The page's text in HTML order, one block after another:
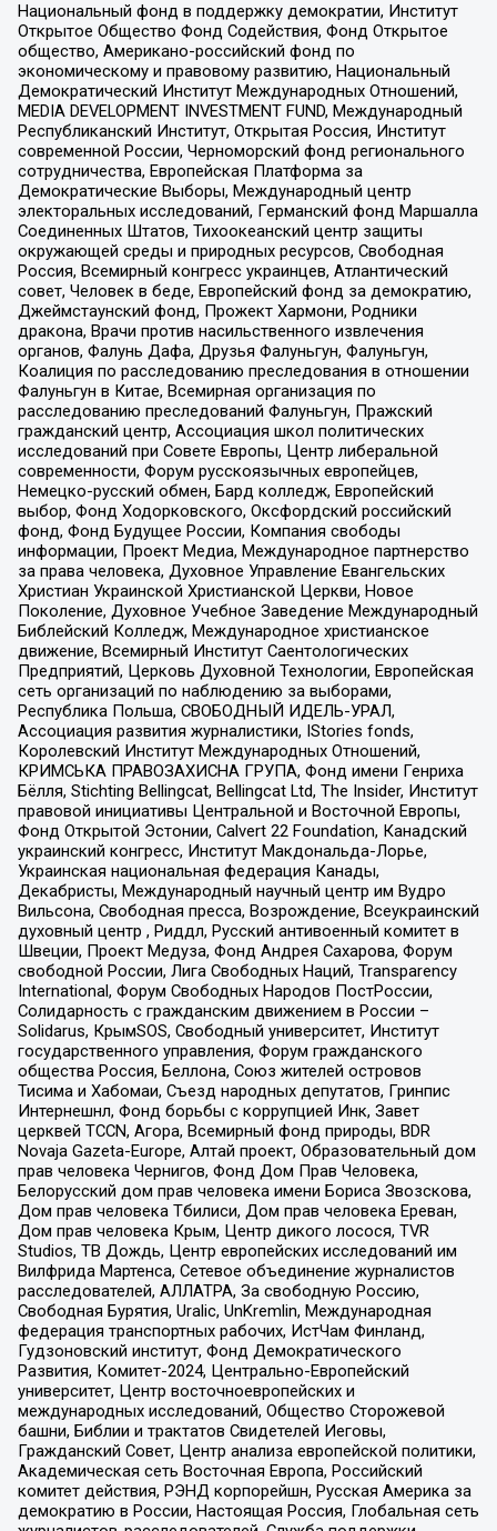
Национальный фонд в поддержку демократии, Институт
Открытое Общество Фонд Содействия, Фонд Открытое
общество, Американо-российский фонд по
экономическому и правовому развитию, Национальный
Демократический Институт Международных Отношений,
MEDIA DEVELOPMENT INVESTMENT FUND, Международный
Республиканский Институт, Открытая Россия, Институт
современной России, Черноморский фонд регионального
сотрудничества, Европейская Платформа за
Демократические Выборы, Международный центр
электоральных исследований, Германский фонд Маршалла
Соединенных Штатов, Тихоокеанский центр защиты
окружающей среды и природных ресурсов, Свободная
Россия, Всемирный конгресс украинцев, Атлантический
совет, Человек в беде, Европейский фонд за демократию,
Джеймстаунский фонд, Прожект Хармони, Родники
дракона, Врачи против насильственного извлечения
органов, Фалунь Дафа, Друзья Фалуньгун, Фалуньгун,
Коалиция по расследованию преследования в отношении
Фалуньгун в Китае, Всемирная организация по
расследованию преследований Фалуньгун, Пражский
гражданский центр, Ассоциация школ политических
исследований при Совете Европы, Центр либеральной
современности, Форум русскоязычных европейцев,
Немецко-русский обмен, Бард колледж, Европейский
выбор, Фонд Ходорковского, Оксфордский российский
фонд, Фонд Будущее России, Компания свободы
информации, Проект Медиа, Международное партнерство
за права человека, Духовное Управление Евангельских
Христиан Украинской Христианской Церкви, Новое
Поколение, Духовное Учебное Заведение Международный
Библейский Колледж, Международное христианское
движение, Всемирный Институт Саентологических
Предприятий, Церковь Духовной Технологии, Европейская
сеть организаций по наблюдению за выборами,
Республика Польша, СВОБОДНЫЙ ИДЕЛЬ-УРАЛ,
Ассоциация развития журналистики, IStories fonds,
Королевский Институт Международных Отношений,
КРИМСЬКА ПРАВОЗАХИСНА ГРУПА, Фонд имени Генриха
Бёлля, Stichting Bellingcat, Bellingcat Ltd, The Insider, Институт
правовой инициативы Центральной и Восточной Европы,
Фонд Открытой Эстонии, Calvert 22 Foundation, Канадский
украинский конгресс, Институт Макдональда-Лорье,
Украинская национальная федерация Канады,
Декабристы, Международный научный центр им Вудро
Вильсона, Свободная пресса, Возрождение, Всеукраинский
духовный центр , Риддл, Русский антивоенный комитет в
Швеции, Проект Медуза, Фонд Андрея Сахарова, Форум
свободной России, Лига Свободных Наций, Transparеncy
International, Форум Свободных Народов ПостРоссии,
Солидарность с гражданским движением в России –
Solidarus, КрымSOS, Свободный университет, Институт
государственного управления, Форум гражданского
общества Россия, Беллона, Союз жителей островов
Тисима и Хабомаи, Съезд народных депутатов, Гринпис
Интернешнл, Фонд борьбы с коррупцией Инк, Завет
церквей TCCN, Агора, Всемирный фонд природы, BDR
Novaja Gazeta-Europe, Алтай проект, Образовательный дом
прав человека Чернигов, Фонд Дом Прав Человека,
Белорусский дом прав человека имени Бориса Звозскова,
Дом прав человека Тбилиси, Дом прав человека Ереван,
Дом прав человека Крым, Центр дикого лосося, TVR
Studios, ТВ Дождь, Центр европейских исследований им
Вилфрида Мартенса, Сетевое объединение журналистов
расследователей, АЛЛАТРА, За свободную Россию,
Свободная Бурятия, Uralic, UnKremlin, Международная
федерация транспортных рабочих, ИстЧам Финланд,
Гудзоновский институт, Фонд Демократического
Развития, Комитет-2024, Центрально-Европейский
университет, Центр восточноевропейских и
международных исследований, Общество Сторожевой
башни, Библии и трактатов Свидетелей Иеговы,
Гражданский Совет, Центр анализа европейской политики,
Академическая сеть Восточная Европа, Российский
комитет действия, РЭНД корпорейшн, Русская Америка за
демократию в России, Настоящая Россия, Глобальная сеть